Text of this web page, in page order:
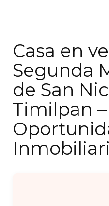
Casa en
Segunda
de San
Timilpan –